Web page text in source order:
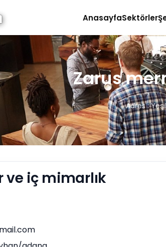
AnasayfaSektörler
Zarus
Adres :
ve iç mimarlık